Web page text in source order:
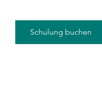
Schulung buchen